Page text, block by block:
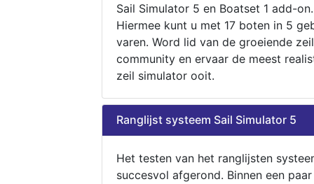
Sail Simulator 5 en Boatset 1 add-on.
Hiermee kunt u met 17 boten in 5
varen. Word lid van de groeiende zeil
community en ervaar de meest
zeil simulator ooit.
Ranglijst systeem Sail Simulator 5
Het testen van het ranglijsten
succesvol afgerond. Binnen een